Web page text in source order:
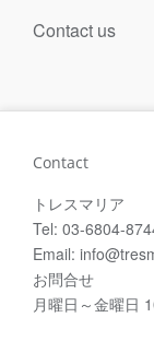
Contact us
Contact
トレスマリア
Tel: 03-6804-
Email:
お問合せ
月曜日～金曜日